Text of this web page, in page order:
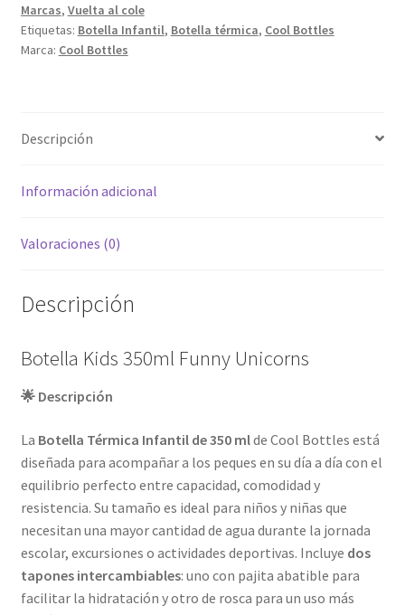
Marcas, Vuelta al cole
Etiquetas: Botella Infantil, Botella térmica, Cool Bottles
Marca: Cool Bottles
Descripción
Información adicional
Valoraciones (0)
Descripción
Botella Kids 350ml Funny Unicorns
🌟 Descripción
La Botella Térmica Infantil de 350 mlde Cool Bottles está
diseñada para acompañar a los peques en su día a día con el
equilibrio perfecto entre capacidad, comodidad y
resistencia. Su tamaño es ideal para niños y niñas que
necesitan una mayor cantidad de agua durante la jornada
escolar, excursiones o actividades deportivas. Incluye dos
tapones intercambiables: uno con pajita abatible para
facilitar la hidratación y otro de rosca para un uso más